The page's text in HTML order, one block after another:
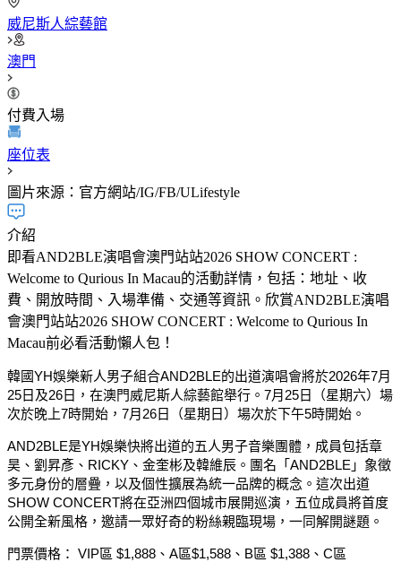
威尼斯人綜藝館
澳門
付費入場
座位表
圖片來源：官方網站/IG/FB/ULifestyle
介紹
即看AND2BLE演唱會澳門站站2026 SHOW CONCERT :
Welcome to Qurious In Macau的活動詳情，包括：地址、收
費、開放時間、入場準備、交通等資訊。欣賞AND2BLE演唱
會澳門站站2026 SHOW CONCERT : Welcome to Qurious In
Macau前必看活動懶人包！
韓國YH娛樂新人男子組合AND2BLE的出道演唱會將於2026年7月
25日及26日，在澳門威尼斯人綜藝館舉行。7月25日（星期六）場
次於晚上7時開始，7月26日（星期日）場次於下午5時開始。
AND2BLE是YH娛樂快將出道的五人男子音樂團體，成員包括章
昊、劉昇彥、RICKY、金奎彬及韓維辰。團名「AND2BLE」象徵
多元身份的層疊，以及個性擴展為統一品牌的概念。這次出道
SHOW CONCERT將在亞洲四個城市展開巡演，五位成員將首度
公開全新風格，邀請一眾好奇的粉絲親臨現場，一同解開謎題。
門票價格： VIP區 $1,888、 A區$1,588、B區 $1,388、 C區